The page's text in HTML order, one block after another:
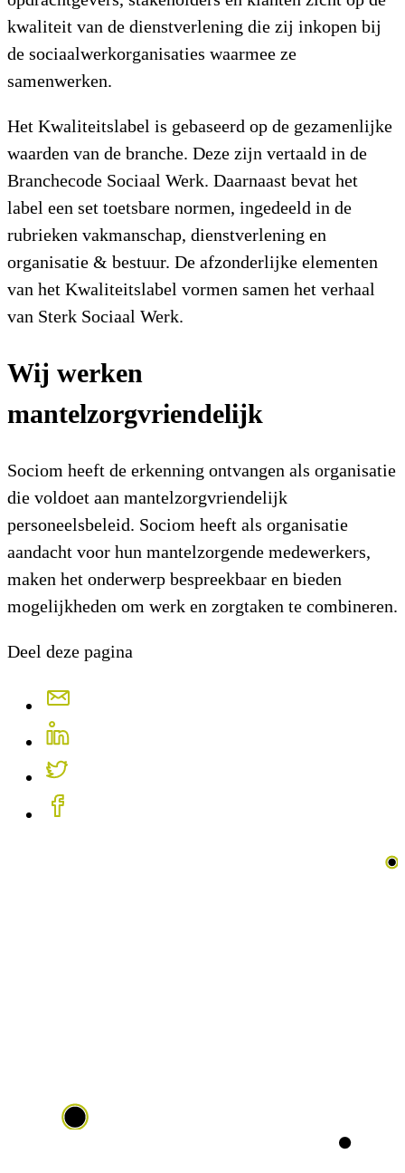
kwaliteit van de dienst­verlening die zij inkopen bij
de sociaalwerkorganisaties waarmee ze
samenwerken.
Het Kwaliteitslabel is gebaseerd op de gezamenlijke
waarden van de branche. Deze zijn vertaald in de
Branchecode Sociaal Werk. Daarnaast bevat het
label een set toetsbare normen, ingedeeld in de
rubrieken vakmanschap, dienstverlening en
organisatie & bestuur. De afzonderlijke elementen
van het Kwaliteitslabel vormen samen het verhaal
van Sterk Sociaal Werk.
Wij werken
mantelzorgvriendelijk
Sociom heeft de erkenning ontvangen als organisatie
die voldoet aan mantelzorgvriendelijk
personeelsbeleid. Sociom heeft als organisatie
aandacht voor hun mantelzorgende medewerkers,
maken het onderwerp bespreekbaar en bieden
mogelijkheden om werk en zorgtaken te combineren.
Deel deze pagina